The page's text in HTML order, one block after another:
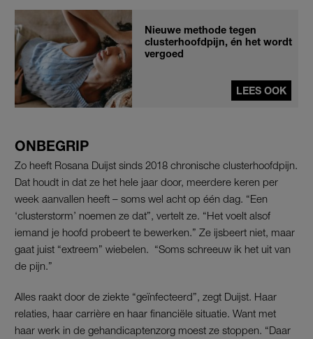
Nieuwe methode tegen
clusterhoofdpijn, én het wordt
vergoed
LEES OOK
ONBEGRIP
Zo heeft Rosana Duijst sinds 2018 chronische clusterhoofdpijn.
Dat houdt in dat ze het hele jaar door, meerdere keren per
week aanvallen heeft – soms wel acht op één dag. “Een
‘clusterstorm’ noemen ze dat”, vertelt ze. “Het voelt alsof
iemand je hoofd probeert te bewerken.” Ze ijsbeert niet, maar
gaat juist “extreem” wiebelen. “Soms schreeuw ik het uit van
de pijn.”
Alles raakt door de ziekte “geïnfecteerd”, zegt Duijst. Haar
relaties, haar carrière en haar financiële situatie. Want met
haar werk in de gehandicaptenzorg moest ze stoppen. “Daar